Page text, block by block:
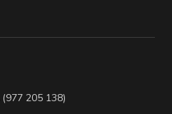
(977 205 138)